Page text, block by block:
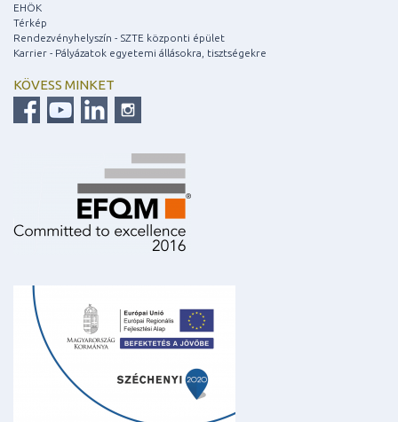
EHÖK
Térkép
Rendezvényhelyszín - SZTE központi épület
Karrier - Pályázatok egyetemi állásokra, tisztségekre
KÖVESS MINKET